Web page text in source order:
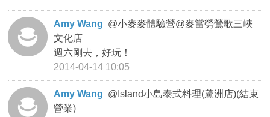
Amy Wang @小麥麥體驗營@麥當勞鶯歌三峽
文化店
週六剛去，好玩！
2014-04-14 10:05
Amy Wang @ Island小島泰式料理(蘆洲店)(結束
營業)